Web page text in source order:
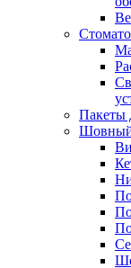
Пакеты
Шовный